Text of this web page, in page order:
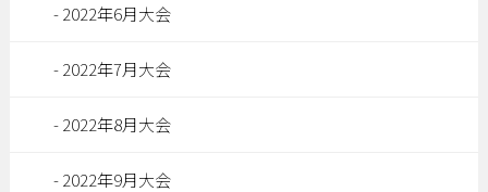
2022年6月大会
2022年7月大会
2022年8月大会
2022年9月大会